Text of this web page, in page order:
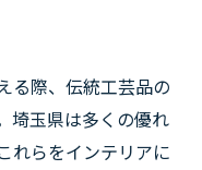
る際、伝統工芸品の
埼玉県は多くの優れ
れらをインテリアに